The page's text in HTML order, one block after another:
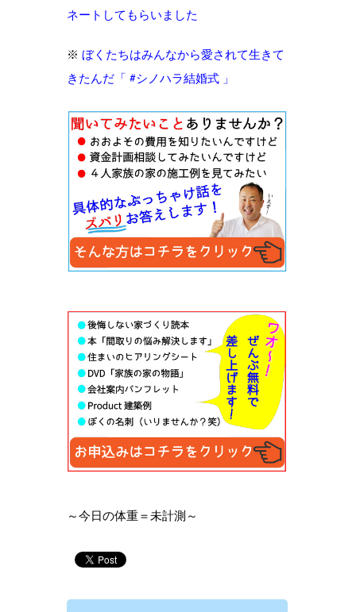
ネートしてもらいました
※ ぼくたちはみんなから愛されて生きて
きたんだ「 #シノハラ結婚式 」
～今日の体重＝未計測～